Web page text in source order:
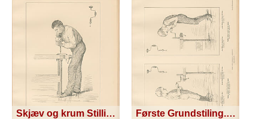
Skjæv og krum Stilling til Boring for Voxne Centrumsbor V B
Første Grundstiling. Normal Stiling til Boring for Børn Centrumsbor V C